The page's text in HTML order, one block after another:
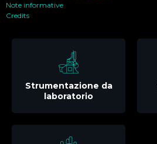
Note informative
Credits
Strumentazione da
laboratorio